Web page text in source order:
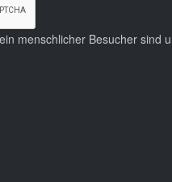
menschlicher Besucher sind